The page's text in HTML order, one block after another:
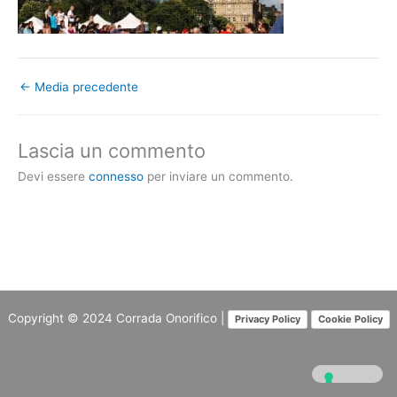
← Media precedente
Lascia un commento
Devi essere connesso per inviare un commento.
Copyright © 2024 Corrada Onorifico| Privacy Policy Cookie Policy